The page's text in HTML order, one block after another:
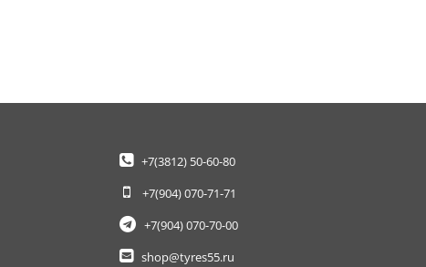
+7(3812)50-60-80
+7(904)070-71-71
+7(904)070-70-00
shop@tyres55.ru